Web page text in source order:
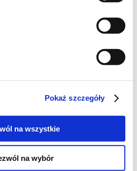
Pokaż szczegóły
na wszystkie
na wybór